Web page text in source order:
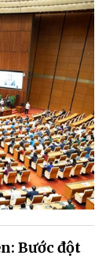
Bước đột